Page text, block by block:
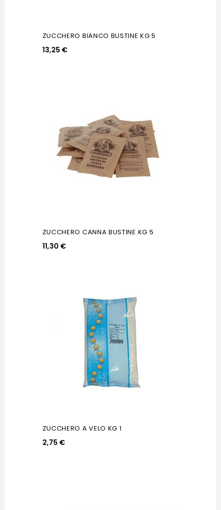
ZUCCHERO BIANCO BUSTINE KG 5
13,25 €
ZUCCHERO CANNA BUSTINE KG 5
11,30 €
ZUCCHERO A VELO KG 1
2,75 €